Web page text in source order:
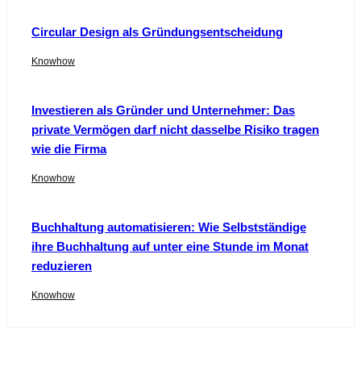
Circular Design als Gründungsentscheidung
Knowhow
Investieren als Gründer und Unternehmer: Das
private Vermögen darf nicht dasselbe Risiko tragen
wie die Firma
Knowhow
Buchhaltung automatisieren: Wie Selbstständige
ihre Buchhaltung auf unter eine Stunde im Monat
reduzieren
Knowhow